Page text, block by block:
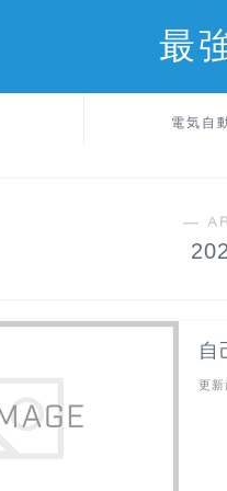
最
電気自
―
自
更